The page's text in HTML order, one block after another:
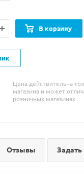
В корзину
Цена действительна
магазина и может
розничных магазинах
Отзывы Задать